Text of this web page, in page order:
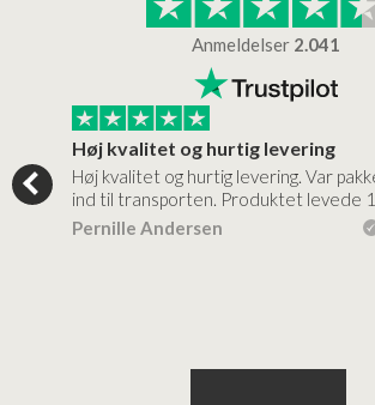
Anmeldelser 2.041
Høj kvalitet og hurtig levering
Høj kvalitet og hurtig levering. Var
ind til transporten. Produktet levede
Pernille Andersen